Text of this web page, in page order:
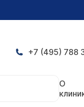
+7 (495) 788
О